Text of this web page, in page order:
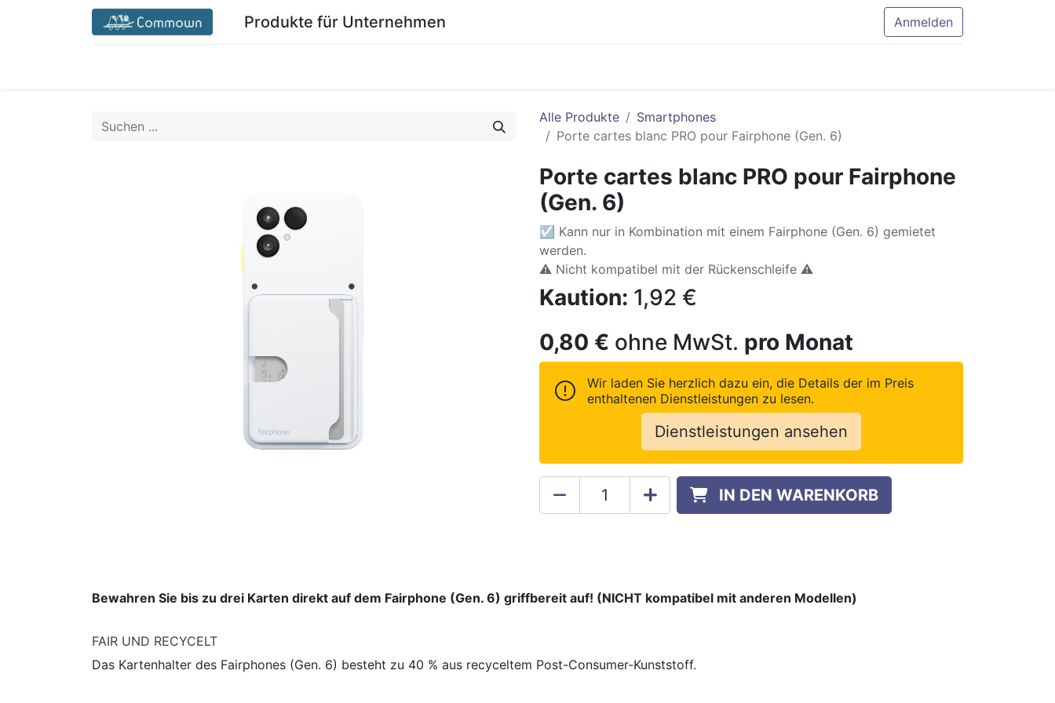
Produkte für Unternehmen Anmelden
Alle Produkte
Smartphones
Porte cartes blanc PRO pour Fairphone (Gen. 6)
Porte cartes blanc PRO pour Fairphone
(Gen. 6)
☑ Kann nur in Kombination mit einem Fairphone (Gen. 6) gemietet
werden.
⚠️ Nicht kompatibel mit der Rückenschleife ⚠️
Kaution: 1,92 €
0,80 € ohne MwSt. pro Monat
Wir laden Sie herzlich dazu ein, die Details der im Preis
enthaltenen Dienstleistungen zu lesen.
Dienstleistungen ansehen
IN DEN WARENKORB
Bewahren Sie bis zu drei Karten direkt auf dem Fairphone (Gen. 6) griffbereit auf! (NICHT kompatibel mit anderen Modellen)
FAIR UND RECYCELT
Das Kartenhalter des Fairphones (Gen. 6) besteht zu 40 % aus recyceltem Post-Consumer-Kunststoff.